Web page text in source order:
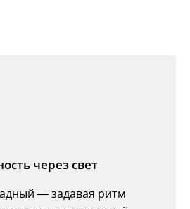
через свет
— задавая ритм